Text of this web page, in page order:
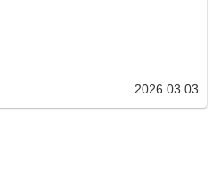
2026.03.03